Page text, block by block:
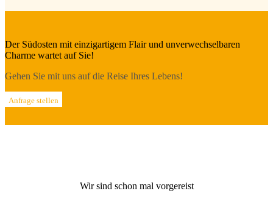
Der Südosten mit einzigartigem Flair und unverwechsel­baren
Charme wartet auf Sie!
Gehen Sie mit uns auf die Reise Ihres Lebens!
Anfrage stellen
Wir sind schon mal vorgereist